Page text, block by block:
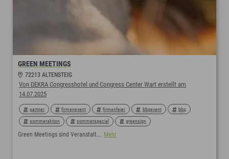
GREEN MEETINGS
72213 ALTENSTEIG
Von DEKRA Congresshotel und Congress Center Wart erstellt am
14.07.2025
partner firmenevent firmenfeier bbqevent bbq
sommeraktion sommerspecial greensign
greenmeetingpartner greenmeeting
Green Meetings sind Veranstalt... Mehr